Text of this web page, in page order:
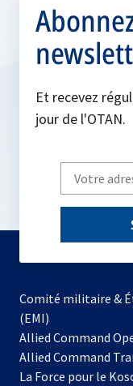
Et recevez
jour de l'OTAN.
Write
your
email
Comité militaire &
(EMI)
Allied Command
Allied Command
La Force pour le